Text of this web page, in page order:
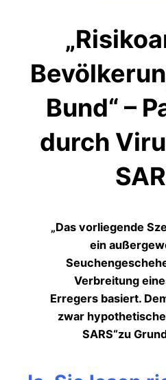
Bund“ –
durch
„Das vorliegende
ein
Verbreitung
Erregers basiert.
zwar
SARS“zu